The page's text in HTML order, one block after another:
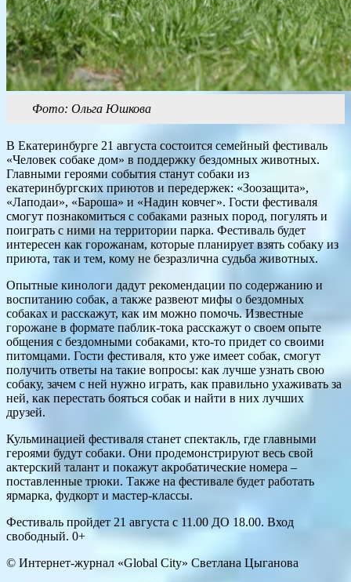
Фото: Ольга Юшкова
В Екатеринбурге 21 августа состоится семейный фестиваль
«Человек собаке дом» в поддержку бездомных животных.
Главными героями события станут собаки из
екатеринбургских приютов и передержек: «Зоозащита»,
«Лаподаи», «Бароша» и «Надин ковчег». Гости фестиваля
смогут познакомиться с собаками разных пород, погулять и
поиграть с ними на территории парка. Фестиваль будет
интересен как горожанам, которые планирует взять собаку из
приюта, так и тем, кому не безразлична судьба животных.
Опытные кинологи дадут рекомендации по содержанию и
воспитанию собак, а также развеют мифы о бездомных
собаках и расскажут, как им можно помочь. Известные
горожане в формате паблик-тока расскажут о своем опыте
общения с бездомными собаками, кто-то придет со своими
питомцами. Гости фестиваля, кто уже имеет собак, смогут
получить ответы на такие вопросы: как лучше узнать свою
собаку, зачем с ней нужно играть, как правильно ухаживать за
ней, как перестать бояться собак и найти в них лучших
друзей.
Кульминацией фестиваля станет спектакль, где главными
героями будут собаки. Они продемонстрируют весь свой
актерский талант и покажут акробатические номера –
поставленные трюки. Также на фестивале будет работать
ярмарка, фудкорт и мастер-классы.
Фестиваль пройдет 21 августа с 11.00 ДО 18.00. Вход
свободный. 0+
© Интернет-журнал «Global City» Светлана Цыганова